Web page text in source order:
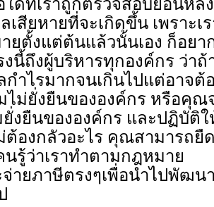
เสียหายที่จะเกิดขึ้น เพราะเ
ยตั้งแต่ต้นแล้วนั้นเอง ก็อยา
นี้ถึงผู้บริหารทุกองค์กร ว่าถ้
ำไรมากจนเกินไปแต่อาจต้
ไม่ยั่งยืนขององค์กร หรือคุณ
งยืนขององค์กร และปฏิบัติ
ต้องกลัวอะไร คุณสามารถยื
รู้ว่าเราทำตามกฎหมาย
ายภาษีตรงๆเพื่อนำไปพัฒน